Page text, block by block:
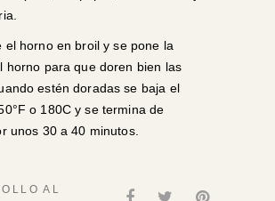
el horno en broil y se pone la
horno para que doren bien las
estén doradas se baja el
o 180C y se termina de
unos 30 a 40 minutos.
AL